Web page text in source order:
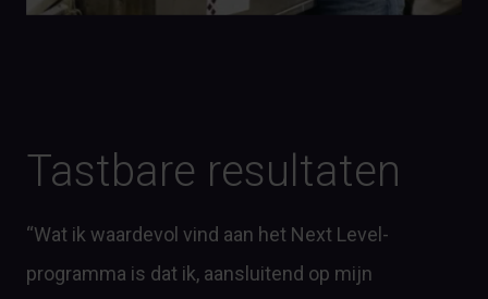
Tastbare resultaten
“Wat ik waardevol vind aan het Next Level-
programma is dat ik, aansluitend op mijn